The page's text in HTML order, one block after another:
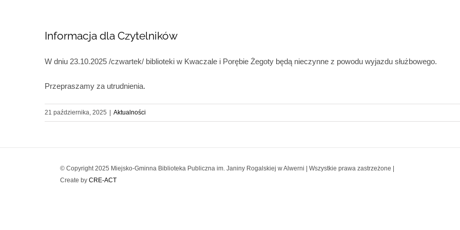
Informacja dla Czytelników
W dniu 23.10.2025 /czwartek/ biblioteki w Kwaczale i Porębie Żegoty będą nieczynne z powodu wyjazdu służbowego.
Przepraszamy za utrudnienia.
21 października, 2025 | Aktualności
© Copyright 2025 Miejsko-Gminna Biblioteka Publiczna im. Janiny Rogalskiej w Alwerni | Wszystkie prawa zastrzeżone |
Create by CRE-ACT